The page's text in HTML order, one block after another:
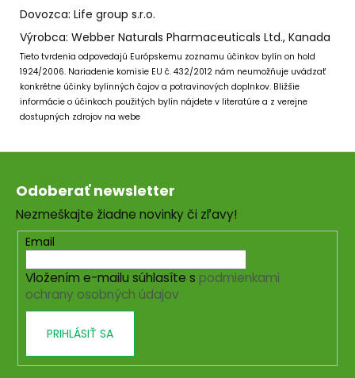
Dovozca: Life group s.r.o.
Výrobca: Webber Naturals Pharmaceuticals Ltd., Kanada
Tieto tvrdenia odpovedajú Európskemu zoznamu účinkov bylín on hold
1924/2006. Nariadenie komisie EU č. 432/2012 nám neumožňuje uvádzať
konkrétne účinky bylinných čajov a potravinových doplnkov. Bližšie
informácie o účinkoch použitých bylín nájdete v literatúre a z verejne
dostupných zdrojov na webe
Z
Odoberať newsletter
Nezmeškajte žiadne novinky či zľavy!
Email
Vložením e-mailu súhlasíte s podmienkami
ochrany osobných údajov
PRIHLÁSIŤ SA